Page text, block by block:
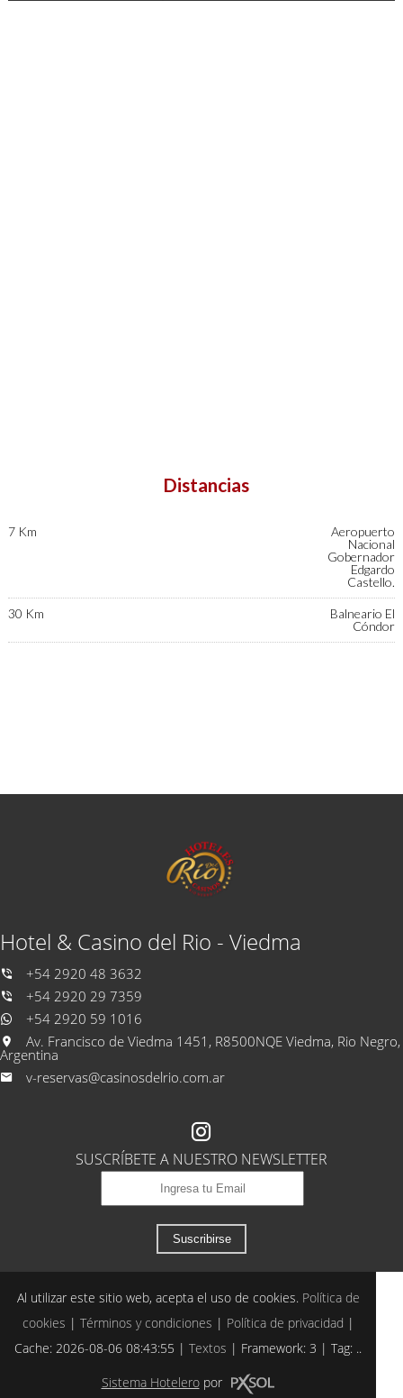
Distancias
7 Km
Aeropuerto
Nacional
Gobernador
Edgardo
Castello.
30 Km
Balneario El
Cóndor
Hotel & Casino del Rio - Viedma
+54 2920 48 3632
+54 2920 29 7359
+54 2920 59 1016
Av. Francisco de Viedma 1451, R8500NQE Viedma, Rio Negro,
Argentina
v-reservas@casinosdelrio.com.ar
SUSCRÍBETE A NUESTRO NEWSLETTER
Suscribirse
Al utilizar este sitio web, acepta el uso de cookies. Política de
cookies | Términos y condiciones | Política de privacidad |
Cache: 2026-08-06 08:43:55 | Textos | Framework: 3 | Tag: ..
Sistema Hoteleropor